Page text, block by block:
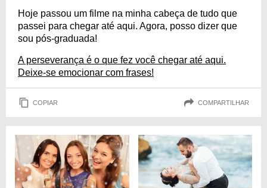
Hoje passou um filme na minha cabeça de tudo que
passei para chegar até aqui. Agora, posso dizer que
sou pós-graduada!
A perseverança é o que fez você chegar até aqui.
Deixe-se emocionar com frases!
COPIAR COMPARTILHAR